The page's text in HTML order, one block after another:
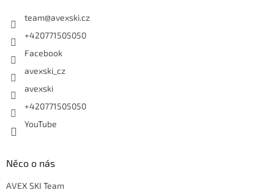
team@avexski.cz
+420771505050
Facebook
avexski_cz
avexski
+420771505050
YouTube
Něco o nás
AVEX SKI Team